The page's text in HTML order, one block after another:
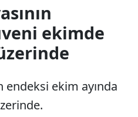
ekimde
endeksi ekim ayında